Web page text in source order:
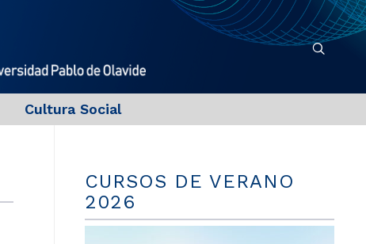
Cultura Social
CURSOS DE VERANO
2026